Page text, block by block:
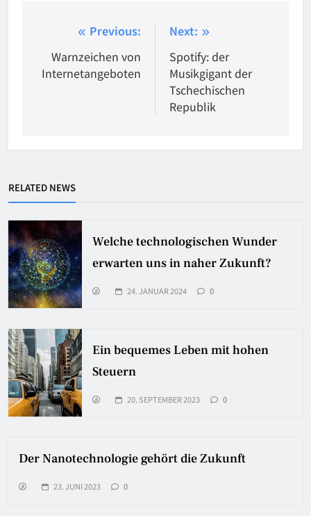
Beitragsnavigation
Previous:
Warnzeichen von
Internetangeboten
Next:
Spotify: der
Musikgigant der
Tschechischen
Republik
RELATED NEWS
Welche technologischen Wunder
erwarten uns in naher Zukunft?
24. JANUAR 2024 0
Ein bequemes Leben mit hohen
Steuern
20. SEPTEMBER 2023 0
Der Nanotechnologie gehört die Zukunft
23. JUNI 2023 0